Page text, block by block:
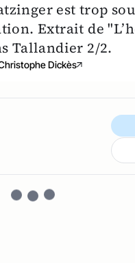
est trop
Extrait de
Tallandier 2/2.
Dickès